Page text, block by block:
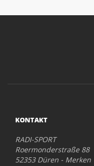
KONTAKT
RADI-SPORT
Roermonderstraße 88
52353 Düren - Merken